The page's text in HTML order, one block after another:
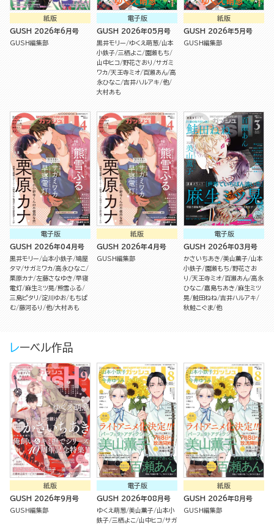
紙版
GUSH 2026年6月号
GUSH編集部
電子版
GUSH 2026年05月号
黒井モリー ゆくえ萌葱 山本
小鉄子 三栖よこ
園瀬もち
山中ヒコ 野花さおり
サガミ
ワカ 天王寺ミオ 百瀬あん 高
永ひなこ 吉井ハルアキ 他
大村あも
紙版
GUSH 2026年5月号
GUSH編集部
電子版
GUSH 2026年04月号
黒井モリー 山本小鉄子 鳩屋
タマ サガミワカ 高永ひなこ
栗原カナ 左藤さなゆき 早寝
電灯 麻生ミツ晃 熊雪ふる
三島ピタリ 淀川ゆお もちぱ
む 藤河るり 他 大村あも
紙版
GUSH 2026年4月号
GUSH編集部
電子版
GUSH 2026年03月号
かさいちあき 美山薫子 山本
小鉄子 園瀬もち 野花さお
り
天王寺ミオ 百瀬あん 高永
ひなこ 嘉島ちあき 麻生ミツ
晃 鮭田ねね 吉井ハルアキ
秋鮭こぐま 他
レーベル作品
紙版
GUSH 2026年9月号
GUSH編集部
電子版
GUSH 2026年08月号
ゆくえ萌葱 美山薫子 山本小
鉄子 三栖よこ 山中ヒコ サガ
紙版
GUSH 2026年8月号
GUSH編集部